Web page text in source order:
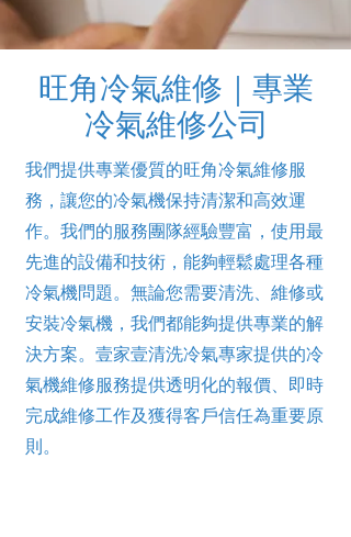
旺角冷氣維修｜專業
冷氣維修公司
我們提供專業優質的旺角冷氣維修服
務，讓您的冷氣機保持清潔和高效運
作。我們的服務團隊經驗豐富，使用最
先進的設備和技術，能夠輕鬆處理各種
冷氣機問題。無論您需要清洗、維修或
安裝冷氣機，我們都能夠提供專業的解
決方案。壹家壹清洗冷氣專家提供的冷
氣機維修服務提供透明化的報價、即時
完成維修工作及獲得客戶信任為重要原
則。